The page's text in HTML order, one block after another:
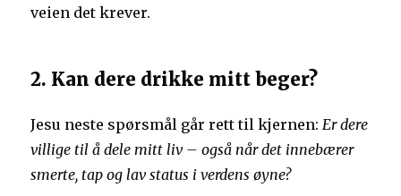
veien det krever.
2. Kan dere drikke mitt beger?
Jesu neste spørsmål går rett til kjernen:Er dere
villige til å dele mitt liv – også når det innebærer
smerte, tap og lav status i verdens øyne?